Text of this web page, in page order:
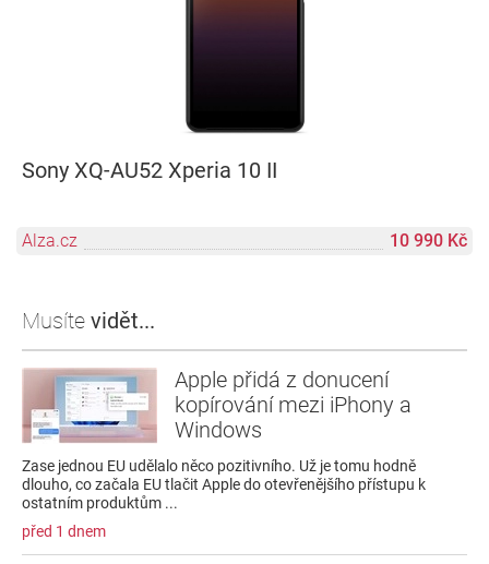
Sony XQ-AU52 Xperia 10 II
Alza.cz 10 990 Kč
Musíte vidět...
Apple přidá z donucení
kopírování mezi iPhony a
Windows
Zase jednou EU udělalo něco pozitivního. Už je tomu hodně
dlouho, co začala EU tlačit Apple do otevřenějšího přístupu k
ostatním produktům ...
před 1 dnem